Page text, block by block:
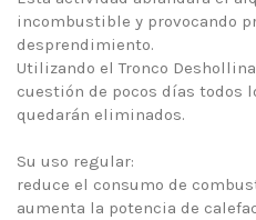
incombustible y provocando
desprendimiento.
Utilizando el Tronco
cuestión de pocos días todos
quedarán eliminados.
Su uso regular:
reduce el consumo de
aumenta la potencia de